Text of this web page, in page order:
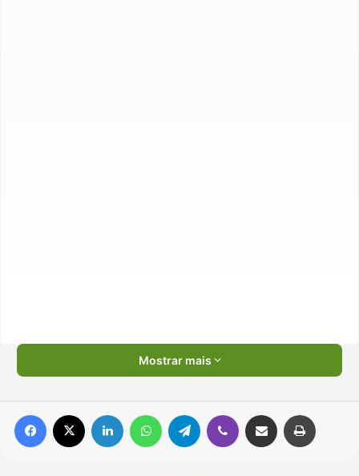
Mostrar mais
Facebook Linkedin WhatsAppTelegram Viber Compartilhar via e-mail